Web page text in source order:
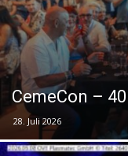
CemeCon –
28. Juli 2026